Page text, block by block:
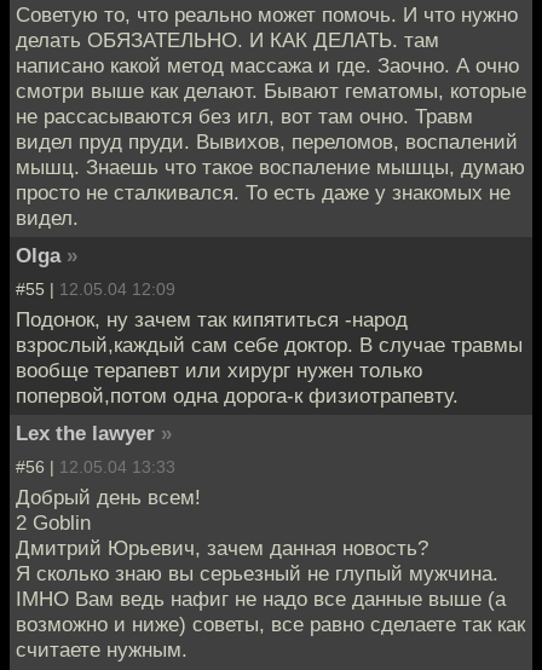
Советую то, что реально может помочь. И что нужно
делать ОБЯЗАТЕЛЬНО. И КАК ДЕЛАТЬ. там
написано какой метод массажа и где. Заочно. А очно
смотри выше как делают. Бывают гематомы, которые
не рассасываются без игл, вот там очно. Травм
видел пруд пруди. Вывихов, переломов, воспалений
мышц. Знаешь что такое воспаление мышцы, думаю
просто не сталкивался. То есть даже у знакомых не
видел.
Olga »
#55 | 12.05.04 12:09
Подонок, ну зачем так кипятиться -народ
взрослый,каждый сам себе доктор. В случае травмы
вообще терапевт или хирург нужен только
попервой,потом одна дорога-к физиотрапевту.
Lex the lawyer »
#56 | 12.05.04 13:33
Добрый день всем!
2 Goblin
Дмитрий Юрьевич, зачем данная новость?
Я сколько знаю вы серьезный не глупый мужчина.
IMHO Вам ведь нафиг не надо все данные выше (а
возможно и ниже) советы, все равно сделаете так как
считаете нужным.